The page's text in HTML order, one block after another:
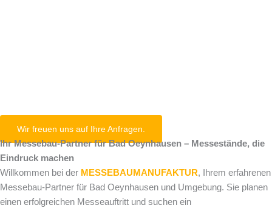
Wir freuen uns auf Ihre Anfragen.
Ihr Messebau-Partner für Bad Oeynhausen – Messestände, die
Eindruck machen
Willkommen bei der MESSEBAUMANUFAKTUR, Ihrem erfahrenen
Messebau-Partner für Bad Oeynhausen und Umgebung. Sie planen
einen erfolgreichen Messeauftritt und suchen ein